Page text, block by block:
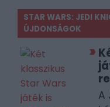
STAR WARS: JEDI
ÚJDONSÁGOK
A